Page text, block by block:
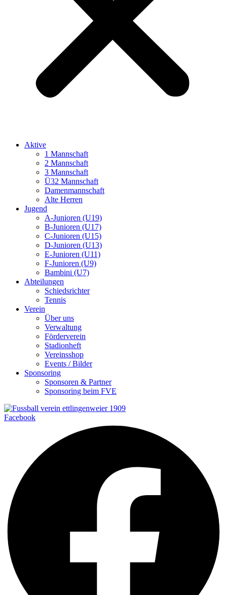
Aktive
1 Mannschaft
2 Mannschaft
3 Mannschaft
Ü32 Mannschaft
Damenmannschaft
Alte Herren
Jugend
A-Junioren (U19)
B-Junioren (U17)
C-Junioren (U15)
D-Junioren (U13)
E-Junioren (U11)
F-Junioren (U9)
Bambini (U7)
Abteilungen
Schiedsrichter
Tennis
Verein
Über uns
Verwaltung
Förderverein
Stadionheft
Vereinsshop
Events / Bilder
Sponsoring
Sponsoren & Partner
Sponsoring beim FVE
Facebook